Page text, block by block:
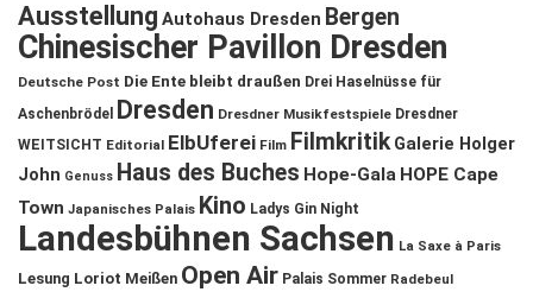
Ausstellung Autohaus Dresden Bergen
Chinesischer Pavillon Dresden
Deutsche Post Die Ente bleibt draußen Drei Haselnüsse für
Aschenbrödel
Dresden Dresdner Musikfestspiele Dresdner
WEITSICHT Editorial ElbUferei Film Filmkritik Galerie Holger
John Genuss Haus des Buches Hope-Gala HOPE Cape
Town Japanisches Palais Kino Ladys Gin Night
Landesbühnen Sachsen La Saxe à Paris
Lesung Loriot Meißen Open Air Palais Sommer Radebeul